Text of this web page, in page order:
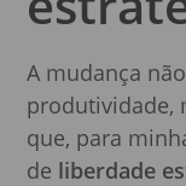
A mudança
produtividade,
que, para
de liberdade